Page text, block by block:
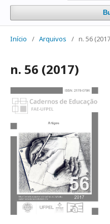
Início / Arquivos / n. 56
n. 56 (2017)